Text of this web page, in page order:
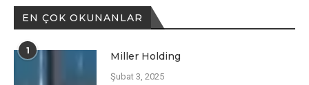
EN ÇOK OKUNANLAR
1 Miller Holding
Şubat 3, 2025